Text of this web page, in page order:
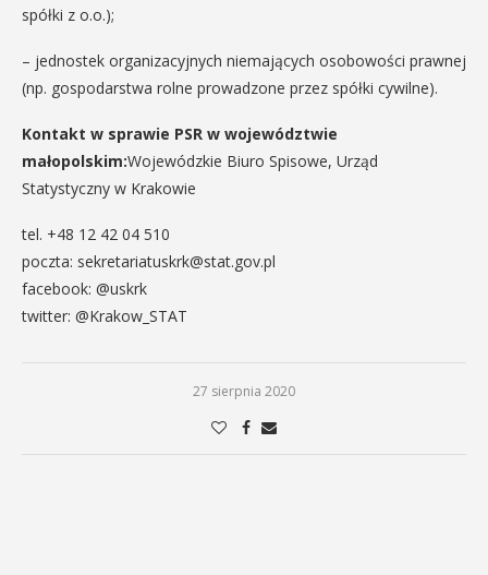
spółki z o.o.);
– jednostek organizacyjnych niemających osobowości prawnej
(np. gospodarstwa rolne prowadzone przez spółki cywilne).
Kontakt w sprawie PSR w województwie
małopolskim:Wojewódzkie Biuro Spisowe, Urząd
Statystyczny w Krakowie
tel. +48 12 42 04 510
poczta: sekretariatuskrk@stat.gov.pl
facebook: @uskrk
twitter: @Krakow_STAT
27 sierpnia 2020